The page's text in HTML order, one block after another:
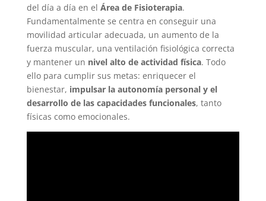
del día a día en el Área de Fisioterapia.
Fundamentalmente se centra en conseguir una
movilidad articular adecuada, un aumento de la
fuerza muscular, una ventilación fisiológica correcta
y mantener un nivel alto de actividad física. Todo
ello para cumplir sus metas: enriquecer el
bienestar, impulsar la autonomía personal y el
desarrollo de las capacidades funcionales, tanto
físicas como emocionales.